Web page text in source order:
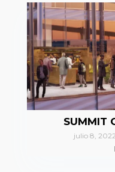
SUMMIT
julio 8, 2022